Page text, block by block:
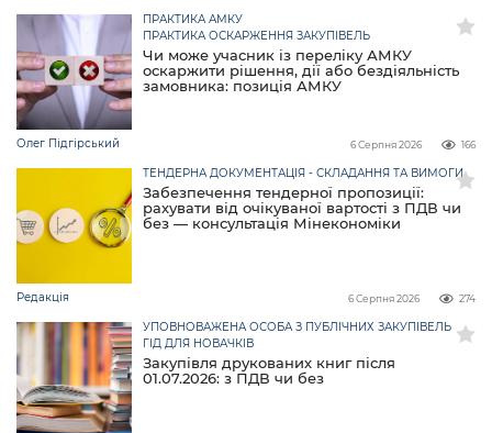
Чи може учасник із переліку АМКУ
оскаржити рішення, дії або бездіяльність
замовника: позиція АМКУ
ПРАКТИКА АМКУ
ПРАКТИКА ОСКАРЖЕННЯ ЗАКУПІВЕЛЬ
Олег Підгірський 166
6 Серпня 2026
Забезпечення тендерної пропозиції:
рахувати від очікуваної вартості з ПДВ чи
без — консультація Мінекономіки
ТЕНДЕРНА ДОКУМЕНТАЦІЯ - СКЛАДАННЯ ТА ВИМОГИ
Редакція 274
6 Серпня 2026
Закупівля друкованих книг після
01.07.2026: з ПДВ чи без
УПОВНОВАЖЕНА ОСОБА З ПУБЛІЧНИХ ЗАКУПІВЕЛЬ
ГІД ДЛЯ НОВАЧКІВ